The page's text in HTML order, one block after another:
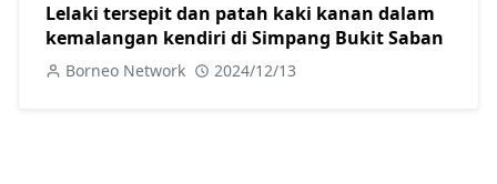
Lelaki tersepit dan patah kaki kanan dalam
kemalangan kendiri di Simpang Bukit Saban
Borneo Network 2024/12/13